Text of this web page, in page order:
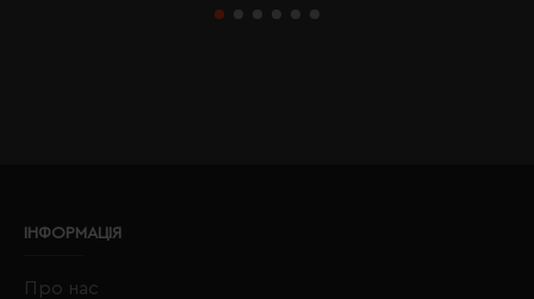
ІНФОРМАЦІЯ
Про нас